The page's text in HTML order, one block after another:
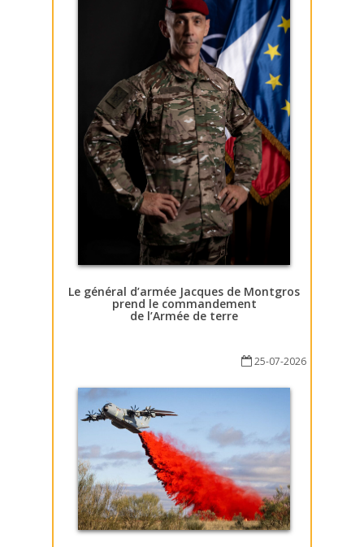
Le général d’armée Jacques de Montgros
prend le commandement
de l’Armée de terre
25-07-2026